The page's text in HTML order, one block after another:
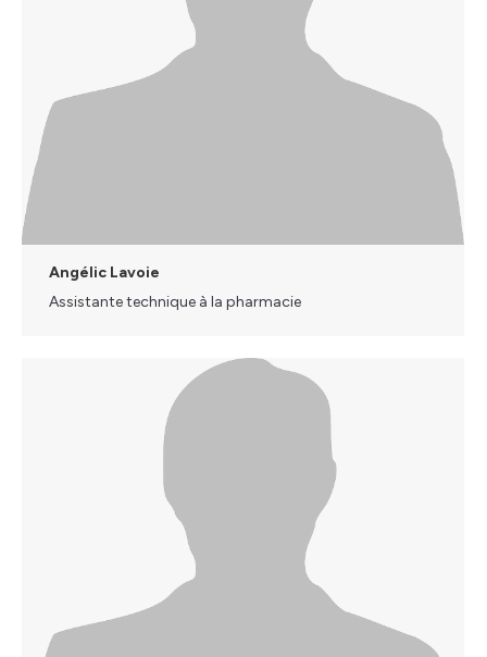
Angélic Lavoie
Assistante technique à la pharmacie